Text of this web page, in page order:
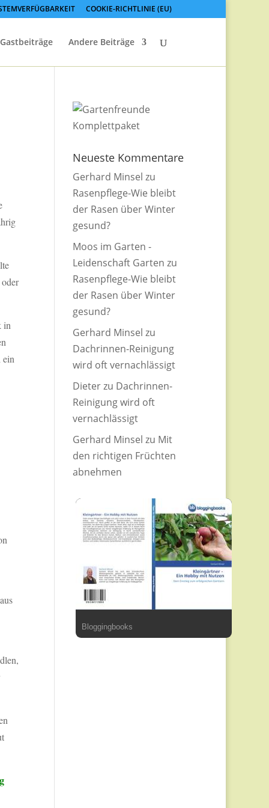
COOKIE-RICHTLINIE (EU)
Gastbeiträge Andere Beiträge
in
ein
Neueste Kommentare
Gerhard Minsel zu
Rasenpflege-Wie bleibt
der Rasen über Winter
gesund?
Moos im Garten -
Leidenschaft Garten zu
Rasenpflege-Wie bleibt
der Rasen über Winter
gesund?
Gerhard Minsel zu
Dachrinnen-Reinigung
wird oft vernachlässigt
Dieterzu Dachrinnen-
Reinigung wird oft
vernachlässigt
Gerhard Minsel zu Mit
den richtigen Früchten
abnehmen
Bloggingbooks